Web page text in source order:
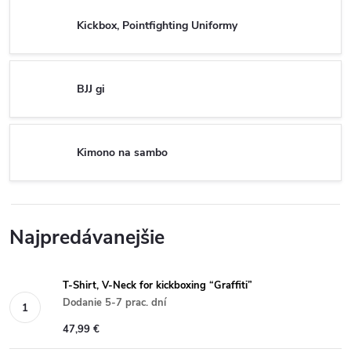
Kickbox, Pointfighting Uniformy
BJJ gi
Kimono na sambo
Najpredávanejšie
T-Shirt, V-Neck for kickboxing “Graffiti”
Dodanie 5-7 prac. dní
47,99 €